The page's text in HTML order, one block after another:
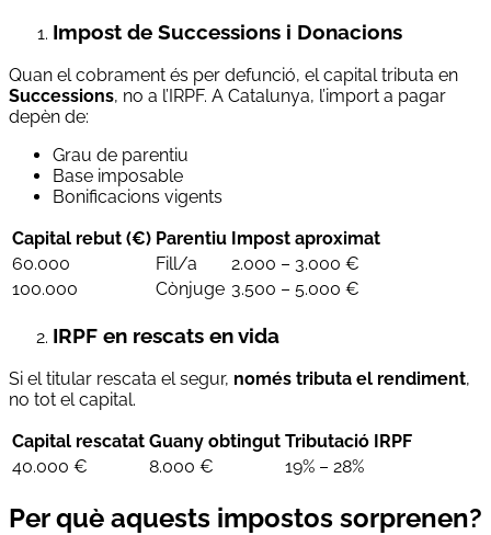
Impost de Successions i Donacions
Quan el cobrament és per defunció, el capital tributa en
Successions, no a l’IRPF. A Catalunya, l’import a pagar
depèn de:
Grau de parentiu
Base imposable
Bonificacions vigents
Capital rebut (€) Parentiu Impost aproximat
60.000
Fill/a
2.000 – 3.000 €
100.000
Cònjuge 3.500 – 5.000 €
IRPF en rescats en vida
Si el titular rescata el segur, només tributa el rendiment,
no tot el capital.
Capital rescatat Guany obtingut Tributació IRPF
40.000 €
8.000 € 19% – 28%
Per què aquests impostos sorprenen?